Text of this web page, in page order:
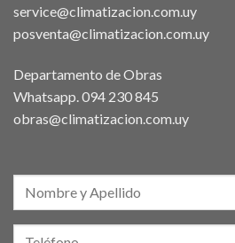
service@climatizacion.com.uy
posventa@climatizacion.com.uy
Departamento de Obras
Whatsapp. 094 230 845
obras@climatizacion.com.uy